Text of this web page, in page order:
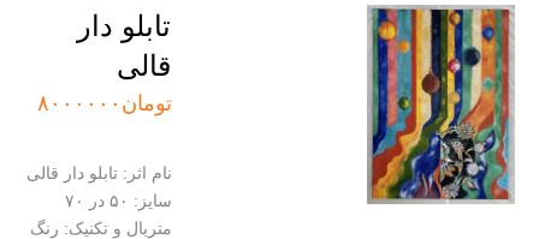
تابلو دار
قالی
تومان۸۰۰۰۰۰۰
نام اثر: تابلو دار قالی
سایز: ۵۰ در ۷۰
متریال و تکنیک: رنگ